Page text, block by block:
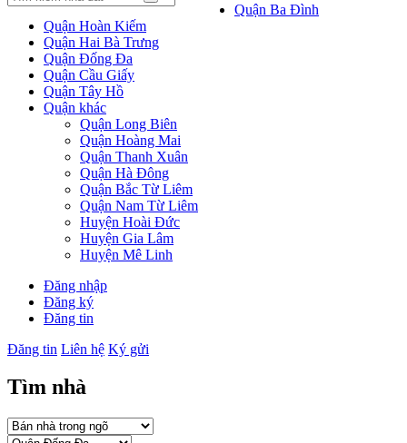
Quận Ba Đình
Quận Hoàn Kiếm
Quận Hai Bà Trưng
Quận Đống Đa
Quận Cầu Giấy
Quận Tây Hồ
Quận khác
Quận Long Biên
Quận Hoàng Mai
Quận Thanh Xuân
Quận Hà Đông
Quận Bắc Từ Liêm
Quận Nam Từ Liêm
Huyện Hoài Đức
Huyện Gia Lâm
Huyện Mê Linh
Đăng nhập
Đăng ký
Đăng tin
Đăng tin Liên hệ Ký gửi
Tìm nhà